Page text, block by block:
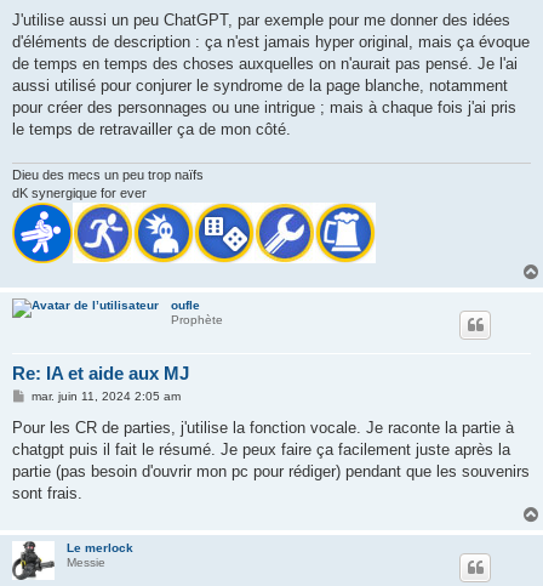
J'utilise aussi un peu ChatGPT, par exemple pour me donner des idées
d'éléments de description : ça n'est jamais hyper original, mais ça évoque
de temps en temps des choses auxquelles on n'aurait pas pensé. Je l'ai
aussi utilisé pour conjurer le syndrome de la page blanche, notamment
pour créer des personnages ou une intrigue ; mais à chaque fois j'ai pris
le temps de retravailler ça de mon côté.
Dieu des mecs un peu trop naïfs
dK synergique for ever
oufle
Prophète
Re: IA et aide aux MJ
M
s
a
g
mar. juin 11, 2024 2:05 am
Pour les CR de parties, j'utilise la fonction vocale. Je raconte la partie à
chatgpt puis il fait le résumé. Je peux faire ça facilement juste après la
partie (pas besoin d'ouvrir mon pc pour rédiger) pendant que les souvenirs
sont frais.
Le merlock
Messie